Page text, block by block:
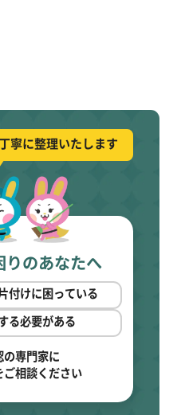
寧に整理いたします
りのあなたへ
付けに困っている
る必要がある
専門家に
ご相談ください